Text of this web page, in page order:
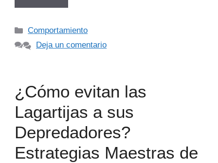
Categorías
Comportamiento
Deja un comentario
¿Cómo evitan las
Lagartijas a sus
Depredadores?
Estrategias Maestras de